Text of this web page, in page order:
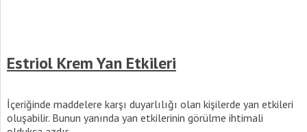
Estriol Krem Yan Etkileri
İçeriğinde maddelere karşı duyarlılığı olan kişilerde yan etkileri
oluşabilir. Bunun yanında yan etkilerinin görülme ihtimali